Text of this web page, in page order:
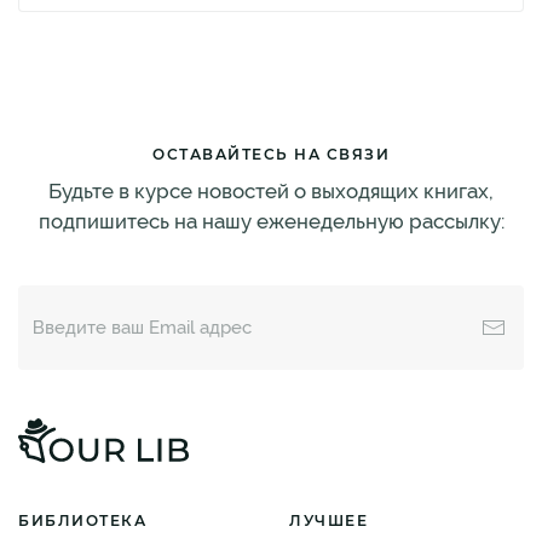
ОСТАВАЙТЕСЬ НА СВЯЗИ
Будьте в курсе новостей о выходящих книгах,
подпишитесь на нашу еженедельную рассылку:
БИБЛИОТЕКА ЛУЧШЕЕ